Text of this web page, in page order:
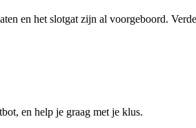
en het slotgat zijn al voorgeboord.
en help je graag met je klus.